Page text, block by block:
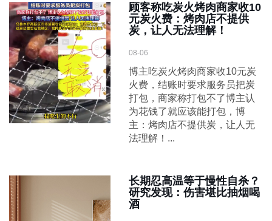
顾客称吃炭火烤肉商家收10
元炭火费：烤肉店不提供
炭，让人无法理解！
08-06
博主吃炭火烤肉商家收10元炭
火费，结账时要求服务员把炭
打包，商家称打包不了博主认
为花钱了就应该能打包，博
主：烤肉店不提供炭，让人无
法理解！...
长期忍高温等于慢性自杀？
研究发现：伤害堪比抽烟喝
酒